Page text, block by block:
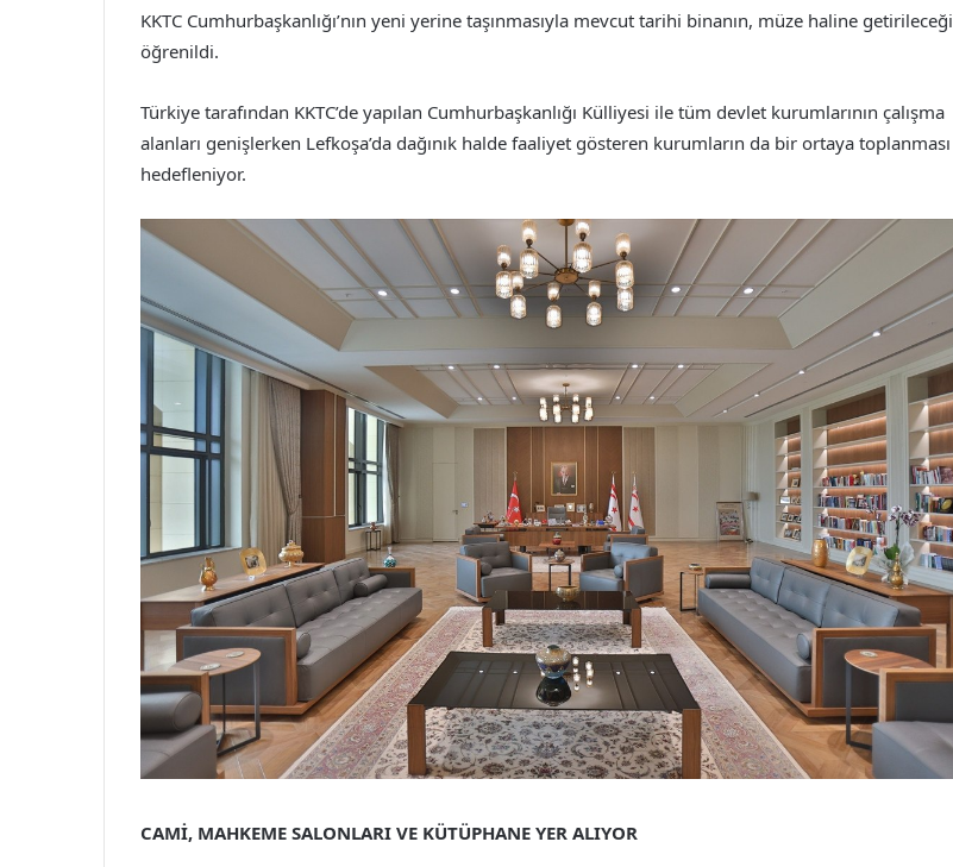
KKTC Cumhurbaşkanlığı’nın yeni yerine taşınmasıyla mevcut tarihi binanın, müze haline getirileceği
öğrenildi.
Türkiye tarafından KKTC’de yapılan Cumhurbaşkanlığı Külliyesi ile tüm devlet kurumlarının çalışma
alanları genişlerken Lefkoşa’da dağınık halde faaliyet gösteren kurumların da bir ortaya toplanması
hedefleniyor.
CAMİ, MAHKEME SALONLARI VE KÜTÜPHANE YER ALIYOR